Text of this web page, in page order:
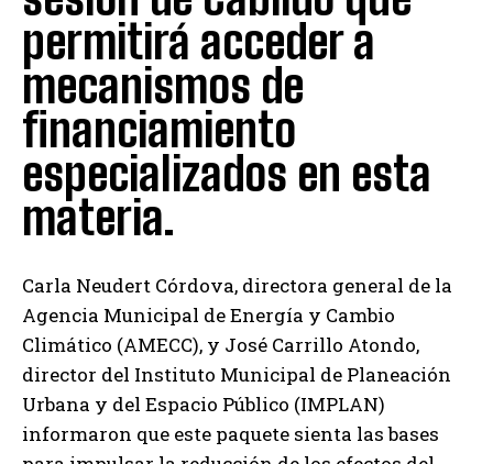
permitirá acceder a
mecanismos de
financiamiento
especializados en esta
materia.
Carla Neudert Córdova, directora general de la
Agencia Municipal de Energía y Cambio
Climático (AMECC), y José Carrillo Atondo,
director del Instituto Municipal de Planeación
Urbana y del Espacio Público (IMPLAN)
informaron que este paquete sienta las bases